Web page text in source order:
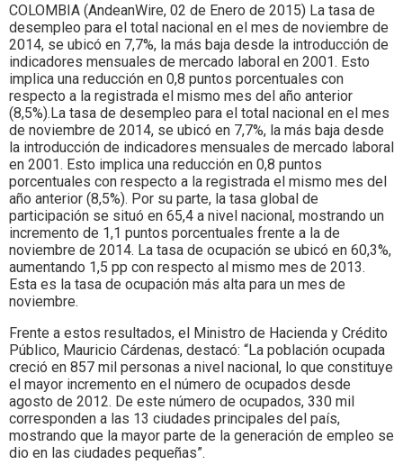
COLOMBIA (AndeanWire, 02 de Enero de 2015) La tasa de
desempleo para el total nacional en el mes de noviembre de
2014, se ubicó en 7,7%, la más baja desde la introducción de
indicadores mensuales de mercado laboral en 2001. Esto
implica una reducción en 0,8 puntos porcentuales con
respecto a la registrada el mismo mes del año anterior
(8,5%).La tasa de desempleo para el total nacional en el mes
de noviembre de 2014, se ubicó en 7,7%, la más baja desde
la introducción de indicadores mensuales de mercado laboral
en 2001. Esto implica una reducción en 0,8 puntos
porcentuales con respecto a la registrada el mismo mes del
año anterior (8,5%). Por su parte, la tasa global de
participación se situó en 65,4 a nivel nacional, mostrando un
incremento de 1,1 puntos porcentuales frente a la de
noviembre de 2014. La tasa de ocupación se ubicó en 60,3%,
aumentando 1,5 pp con respecto al mismo mes de 2013.
Esta es la tasa de ocupación más alta para un mes de
noviembre.
Frente a estos resultados, el Ministro de Hacienda y Crédito
Público, Mauricio Cárdenas, destacó: “La población ocupada
creció en 857 mil personas a nivel nacional, lo que constituye
el mayor incremento en el número de ocupados desde
agosto de 2012. De este número de ocupados, 330 mil
corresponden a las 13 ciudades principales del país,
mostrando que la mayor parte de la generación de empleo se
dio en las ciudades pequeñas”.